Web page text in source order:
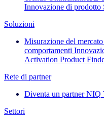
Innovazione di prodotto
Soluzioni
Misurazione del mercato
comportamenti
Activation Product
Rete di partner
Diventa un partner NIQ
Settori